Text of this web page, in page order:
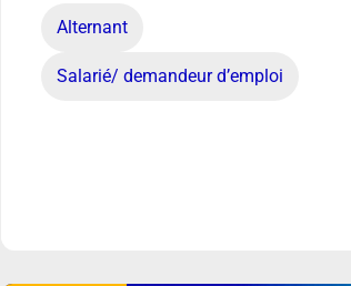
Alternant
Salarié/ demandeur d’emploi